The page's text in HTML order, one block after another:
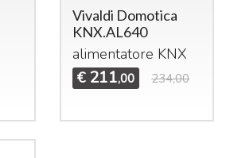
Vivaldi Domotica
KNX.AL640
alimentatore KNX
€ 211,00 234,00